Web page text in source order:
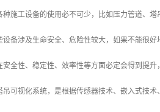
种施工设备的使用必不可少，比如压力管道、
设备涉及生命安全、危险性较大，如果不能很
安全性、稳定性、效率性等方面必定会得到提升
吊可视化系统，是根据传感器技术、嵌入式技